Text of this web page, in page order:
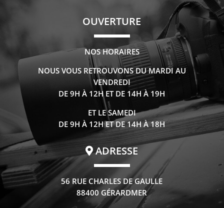
OUVERTURE
NOS HORAIRES
NOUS VOUS RETROUVONS DU MARDI AU
VENDREDI
DE 9H À 12H ET DE 14H À 19H
ET LE SAMEDI
DE 9H À 12H ET DE 14H À 18H
ADRESSE
56 RUE CHARLES DE GAULLE
88400 GÉRARDMER